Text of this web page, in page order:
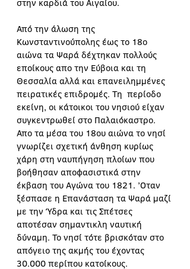
στην καρδιά του Αιγαίου.
Από την άλωση της
Κωνσταντινούπολης έως το 18ο
αιώνα τα Ψαρά δέχτηκαν πολλούς
εποίκους απο την Εύβοια και τη
Θεσσαλία αλλά και επανειλημμένες
πειρατικές επιδρομές. Τη  περίοδο
εκείνη, οι κάτοικοι του νησιού είχαν
συγκεντρωθεί στο Παλαιόκαστρο.
Απο τα μέσα του 18ου αιώνα το νησί
γνωρίζει σχετική άνθηση κυρίως
χάρη στη ναυπήγηση πλοίων που
βοήθησαν αποφασιστικά στην
έκβαση του Αγώνα του 1821. ’Οταν
ξέσπασε η Επανάσταση τα Ψαρά μαζί
με την Ύδρα και τις Σπέτσες
αποτέσαν σημαντικλη ναυτική
δύναμη. Το νησί τότε βρισκόταν στο
απόγειο της ακμής του έχοντας
30.000 περίπου κατοίκους.